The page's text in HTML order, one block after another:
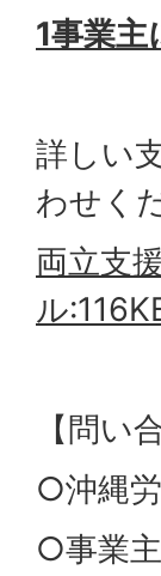
1事業
詳しい
わせく
両立支
ル
【問い
○沖縄
○事業